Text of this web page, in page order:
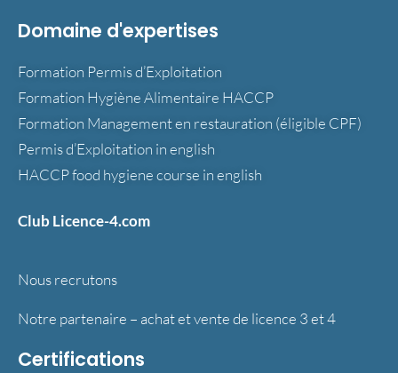
Domaine d'expertises
Formation Permis d’Exploitation
Formation Hygiène Alimentaire HACCP
Formation Management en restauration (éligible CPF)
Permis d’Exploitation in english
HACCP food hygiene course in english
Club Licence-4.com
Nous recrutons
Notre partenaire – achat et vente de licence 3 et 4
Certifications